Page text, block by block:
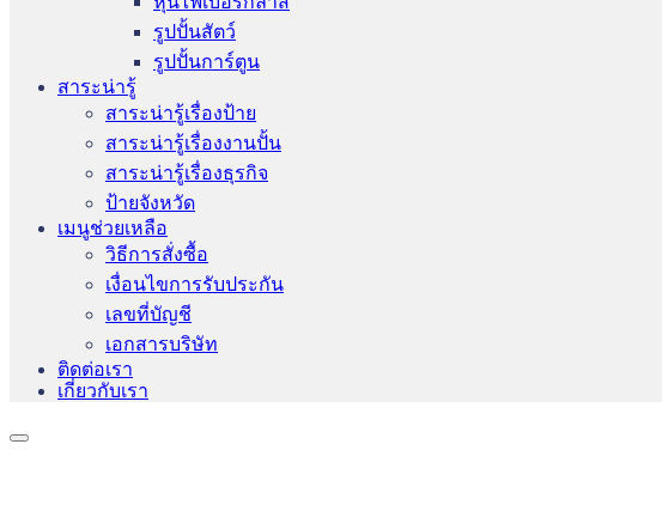
รูปปั้นสัตว์
รูปปั้นการ์ตูน
สาระน่ารู้
สาระน่ารู้เรื่องป้าย
สาระน่ารู้เรื่องงานปั้น
สาระน่ารู้เรื่องธุรกิจ
ป้ายจังหวัด
เมนูช่วยเหลือ
วิธีการสั่งซื้อ
เงื่อนไขการรับประกัน
เลขที่บัญชี
เอกสารบริษัท
ติดต่อเรา
เกี่ยวกับเรา